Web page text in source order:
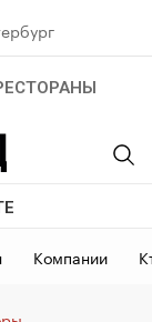
Компании